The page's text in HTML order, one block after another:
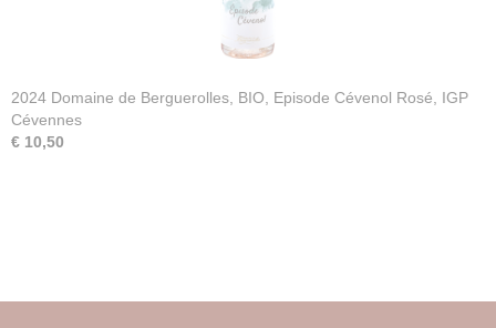
2024 Domaine de Berguerolles, BIO, Episode Cévenol Rosé, IGP
Cévennes
€ 10,50